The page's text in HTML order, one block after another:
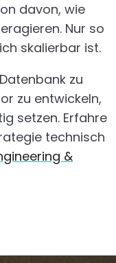
davon, wie
Nur so
skalierbar ist.
zu
zu entwickeln,
setzen. Erfahre
technisch
&